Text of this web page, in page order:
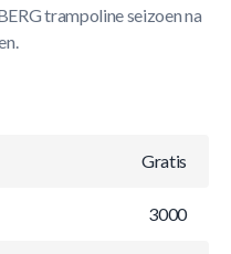
trampoline seizoen na
Gratis
3000